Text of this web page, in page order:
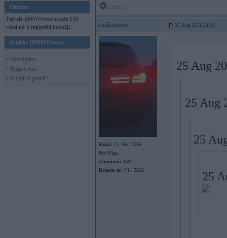
Online
Pašreiz BMWPower skatās 130
viesi un 3 reģistrēti lietotāji.
Ienākt BMWPower
• Pieslēgties
• Reģistrēties
• Aizmirsi paroli?
radiaators 25. Aug 2021, 21:12
Kopš: 15. Mar 2006
No: Rīga
Ziņojumi: 3687
Braucu ar: F11 525d
25 Aug
25 Aug
25
25